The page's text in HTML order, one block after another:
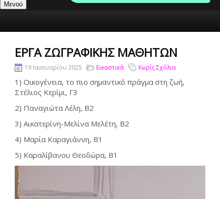
Μενού
ΈΡΓΑ ΖΩΓΡΑΦΙΚΉΣ ΜΑΘΗΤΏΝ
19 Ιανουαρίου 2025 Εικαστικά Χωρίς Σχόλια
1) Οικογένεια, το πιο σημαντικό πράγμα στη ζωή,
Στέλιος Κερίμι, Γ3
2) Παναγιώτα Λέλη, Β2
3) Αικατερίνη-Μελίνα Μελέτη, B2
4) Μαρία Καραγιάννη, Β1
5) Καραλίβανου Θεοδώρα, B1